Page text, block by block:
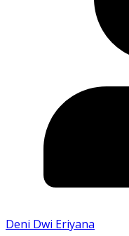
Deni Dwi Eriyana